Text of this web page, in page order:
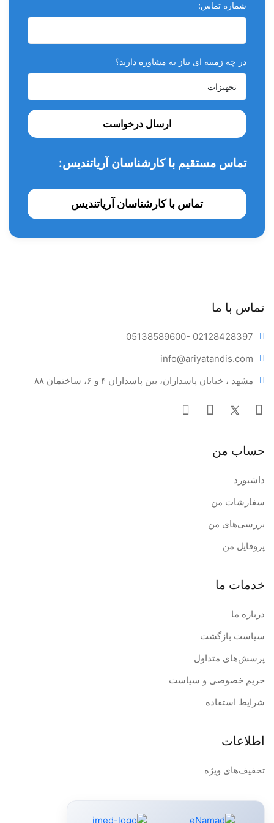
بسته‌بندی به‌صورت سرنگی طراحی شده که استفاده آسان و بدون
هدر رفت مواد را تضمین می‌کند. مناسب برای کار در مطب‌های
موارد کاربرد:
چسباندن ونیرهای سرامیکی و کامپوزیتی.
ترمیم‌های زیبایی با ضخامت کم.
مواردی که نیاز به چسبندگی قوی و کنترل دقیق دارند.
بسته بندی شامل:
نحوه استفاده:
آماده‌سازی سطح دندان و ونیر با مواد باندینگ توصیه‌شده.
تابش نور دستگاه لایت کیور برای پلیمریزاسیون (مدت زمان
شماره تماس:
در چه زمینه ای نیاز به مشاوره دارید؟
ارسال درخواست
تماس مستقیم با کارشناسان آریاتندیس:
تماس با کارشناسان آریاتندیس
تماس با ما
05138589600- 02128428397
info@ariyatandis.com
مشهد ، خیابان پاسداران، بین پاسداران ۴ و ۶، ساختمان ۸۸
حساب من
داشبورد
سفارشات من
بررسی‌های من
پروفایل من
خدمات ما
درباره ما
سیاست بازگشت
پرسش‌های متداول
حریم خصوصی و سیاست
شرایط استفاده
اطلاعات
تخفیف‌های ویژه